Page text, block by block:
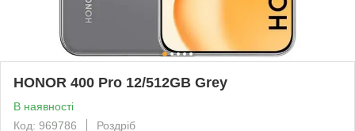
HONOR 400 Pro 12/512GB Grey
В наявності
Код: 969786
Роздріб